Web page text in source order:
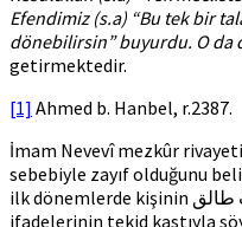
Efendimiz (s.a) “Bu tek bir
dönebilirsin” buyurdu. O da
getirmektedir.
[1] Ahmed b. Hanbel, r.2387.
İmam Nevevî mezkûr
sebebiyle zayıf olduğunu
ilk dönemlerde kişinin أنت طالق أنت طالقşeklindeki
ifadelerinin tekid kastıyla